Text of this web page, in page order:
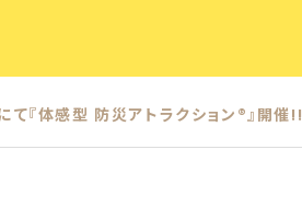
『体感型 防災アトラクション®』開催!!